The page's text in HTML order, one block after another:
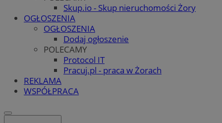
Skup.io - Skup nieruchomości Żory
OGŁOSZENIA
OGŁOSZENIA
Dodaj ogłoszenie
POLECAMY
Protocol IT
Pracuj.pl - praca w Żorach
REKLAMA
WSPÓŁPRACA